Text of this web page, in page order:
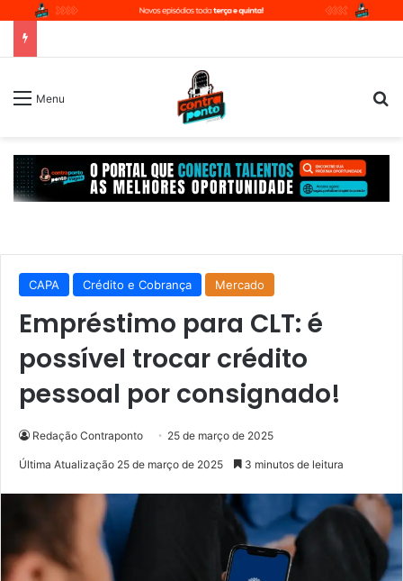
Menu
CAPA Crédito e Cobrança Mercado
Empréstimo para CLT: é
possível trocar crédito
pessoal por consignado!
Redação Contraponto 25 de março de 2025
Última Atualização 25 de março de 2025 3 minutos de leitura